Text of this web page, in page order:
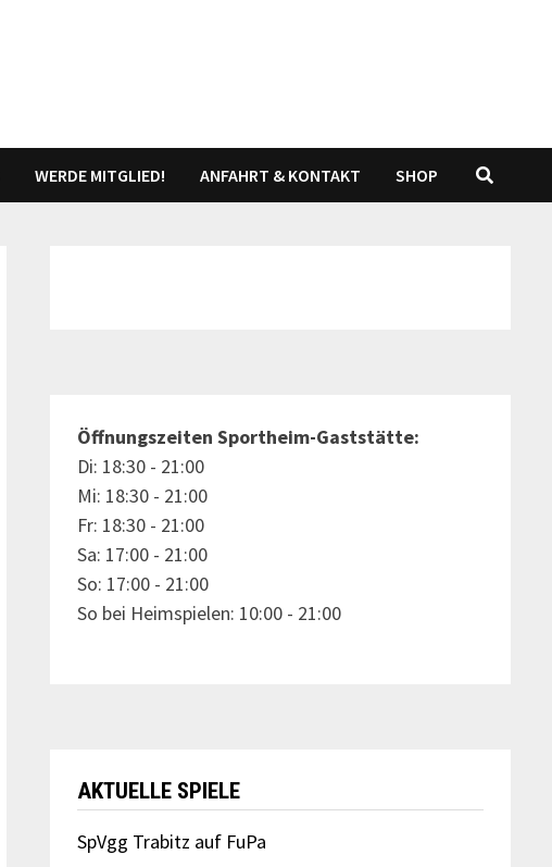
WERDE MITGLIED! ANFAHRT & KONTAKT SHOP
Öffnungszeiten Sportheim-Gaststätte:
Di: 18:30 - 21:00
Mi: 18:30 - 21:00
Fr: 18:30 - 21:00
Sa: 17:00 - 21:00
So: 17:00 - 21:00
So bei Heimspielen: 10:00 - 21:00
AKTUELLE SPIELE
SpVgg Trabitz auf FuPa